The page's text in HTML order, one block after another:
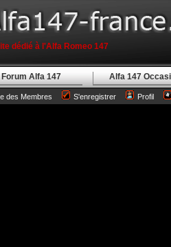
dédié à l'Alfa Romeo 147
Forum Alfa 147 Alfa 147
des Membres S'enregistrer Profil